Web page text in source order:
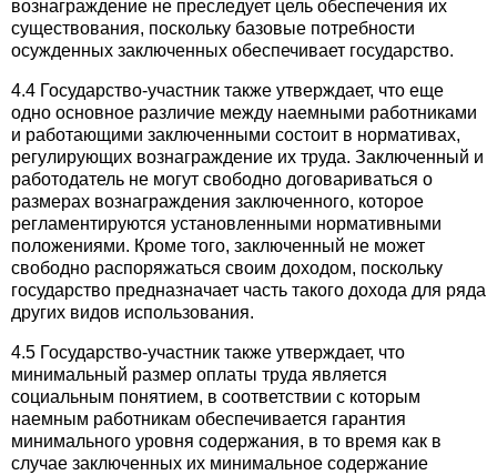
вознаграждение не преследует цель обеспечения их
существования, поскольку базовые потребности
осужденных заключенных обеспечивает государство.
4.4 Государство-участник также утверждает, что еще
одно основное различие между наемными работниками
и работающими заключенными состоит в нормативах,
регулирующих вознаграждение их труда. Заключенный и
работодатель не могут свободно договариваться о
размерах вознаграждения заключенного, которое
регламентируются установленными нормативными
положениями. Кроме того, заключенный не может
свободно распоряжаться своим доходом, поскольку
государство предназначает часть такого дохода для ряда
других видов использования.
4.5 Государство-участник также утверждает, что
минимальный размер оплаты труда является
социальным понятием, в соответствии с которым
наемным работникам обеспечивается гарантия
минимального уровня содержания, в то время как в
случае заключенных их минимальное содержание